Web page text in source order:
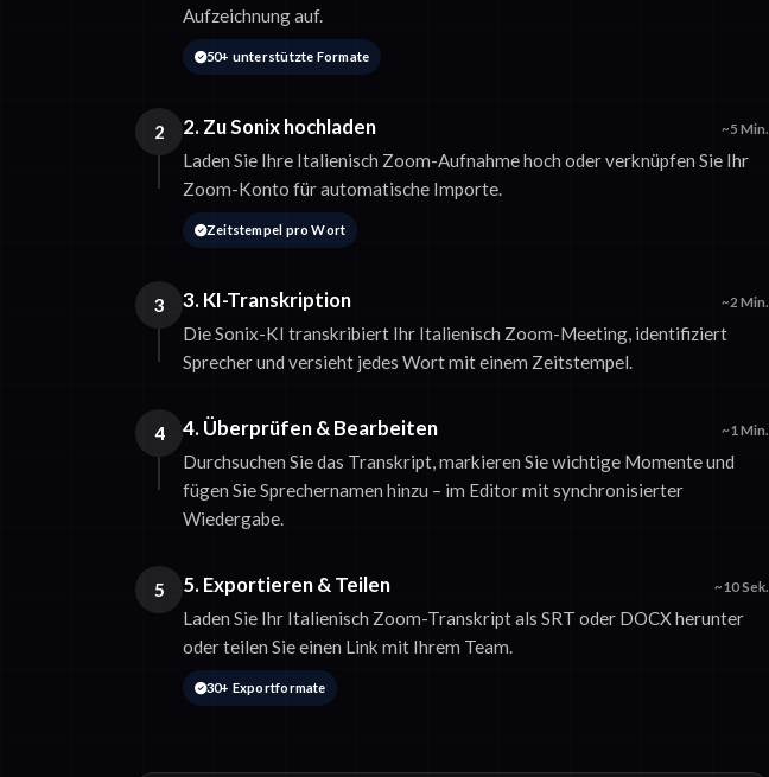
Aufzeichnung auf.
50+ unterstützte Formate
2 2. Zu Sonix hochladen ~5 Min.
Laden Sie Ihre Italienisch Zoom-Aufnahme hoch oder verknüpfen Sie Ihr
Zoom-Konto für automatische Importe.
Zeitstempel pro Wort
3 3. KI-Transkription ~2 Min.
Die Sonix-KI transkribiert Ihr Italienisch Zoom-Meeting, identifiziert
Sprecher und versieht jedes Wort mit einem Zeitstempel.
4 4. Überprüfen & Bearbeiten ~1 Min.
Durchsuchen Sie das Transkript, markieren Sie wichtige Momente und
fügen Sie Sprechernamen hinzu – im Editor mit synchronisierter
Wiedergabe.
5 5. Exportieren & Teilen ~10 Sek.
Laden Sie Ihr Italienisch Zoom-Transkript als SRT oder DOCX herunter
oder teilen Sie einen Link mit Ihrem Team.
30+ Exportformate